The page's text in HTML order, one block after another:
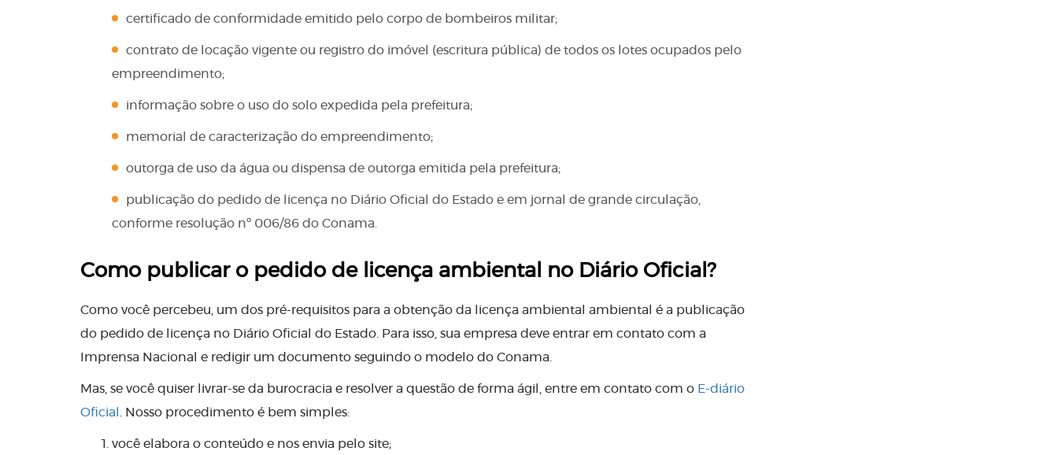
certificado de conformidade emitido pelo corpo de bombeiros militar;
contrato de locação vigente ou registro do imóvel (escritura pública) de todos os lotes ocupados pelo
empreendimento;
informação sobre o uso do solo expedida pela prefeitura;
memorial de caracterização do empreendimento;
outorga de uso da água ou dispensa de outorga emitida pela prefeitura;
publicação do pedido de licença no Diário Oficial do Estado e em jornal de grande circulação,
conforme resolução nº 006/86 do Conama.
Como publicar o pedido de licença ambiental no Diário Oficial?
Como você percebeu, um dos pré-requisitos para a obtenção da licença ambiental ambiental é a publicação
do pedido de licença no Diário Oficial do Estado. Para isso, sua empresa deve entrar em contato com a
Imprensa Nacional e redigir um documento seguindo o modelo do Conama.
Mas, se você quiser livrar-se da burocracia e resolver a questão de forma ágil, entre em contato com o E-diário
Oficial
. Nosso procedimento é bem simples:
você elabora o conteúdo e nos envia pelo site;